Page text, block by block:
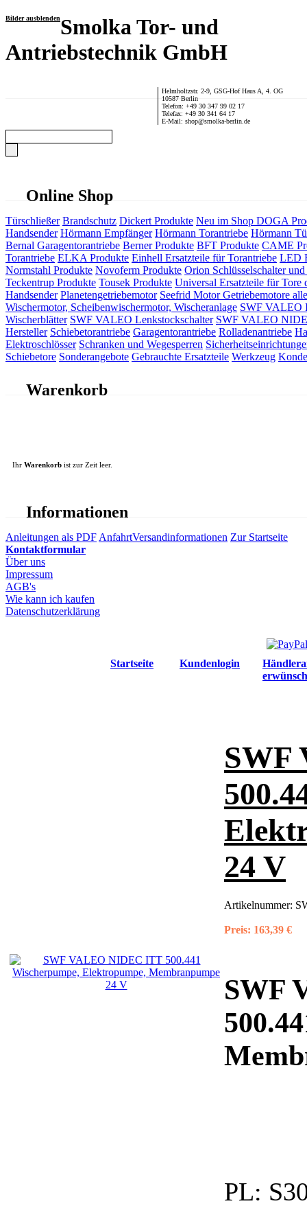
Bilder ausblendenSmolka Tor- und
Antriebstechnik GmbH
Helmholtzstr. 2-9, GSG-Hof Haus A, 4. OG
10587 Berlin
Telefon: +49 30 347 99 02 17
Telefax: +49 30 341 64 17
E-Mail: shop@smolka-berlin.de
Online Shop
Türschließer Brandschutz Dickert Produkte Neu im Shop DOGA
Handsender Hörmann Empfänger Hörmann Torantriebe Hörmann
Bernal Garagentorantriebe Berner Produkte BFT Produkte CAME
Torantriebe ELKA Produkte Einhell Ersatzteile für Torantriebe LED
Normstahl Produkte Novoferm Produkte Orion Schlüsselschalter und
Teckentrup Produkte Tousek Produkte Universal Ersatzteile für Tore
Handsender Planetengetriebemotor Seefrid Motor Getriebemotore
Wischermotor, Scheibenwischermotor, Wischeranlage SWF VALEO
Wischerblätter SWF VALEO Lenkstockschalter SWF VALEO
Hersteller Schiebetorantriebe Garagentorantriebe Rolladenantriebe
Elektroschlösser Schranken und Wegesperren
Schiebetore Sonderangebote Gebrauchte Ersatzteile Werkzeug
Warenkorb
Ihr Warenkorb ist zur Zeit leer.
Informationen
Anleitungen als PDF AnfahrtVersandinformationen Zur Startseite
Kontaktformular
Über uns
Impressum
AGB's
Wie kann ich kaufen
Datenschutzerklärung
Startseite Kundenlogin
SWF
24 V
Artikelnummer:
Preis: 163,39 €
SWF
PL: